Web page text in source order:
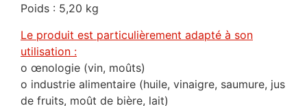
Poids : 5,20 kg
Le produit est particulièrement adapté à son
utilisation :
o œnologie (vin, moûts)
o industrie alimentaire (huile, vinaigre, saumure, jus
de fruits, moût de bière, lait)